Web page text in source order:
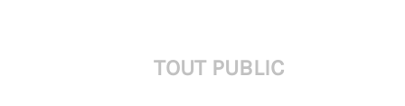
TOUT PUBLIC